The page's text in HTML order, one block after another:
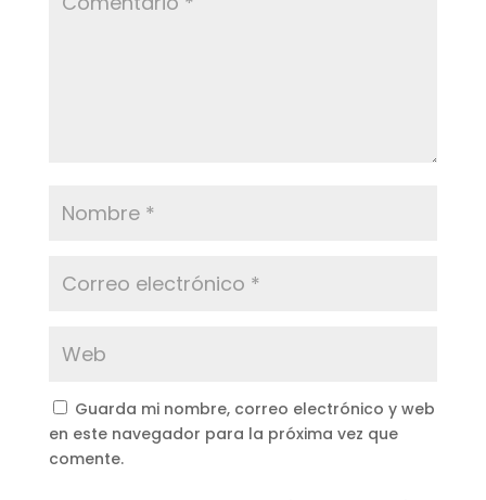
Guarda mi nombre, correo electrónico y web
en este navegador para la próxima vez que
comente.